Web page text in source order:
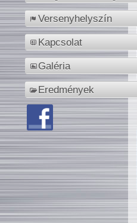
Versenyhelyszín
Kapcsolat
Galéria
Eredmények